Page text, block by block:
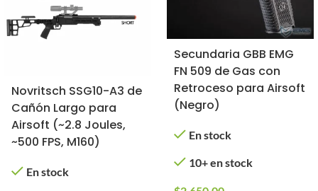
Novritsch SSG10-A3 de
Cañón Largo para
Airsoft (~2.8 Joules,
~500 FPS, M160)
En stock
Secundaria GBB EMG
FN 509 de Gas con
Retroceso para Airsoft
(Negro)
En stock
10+ en stock